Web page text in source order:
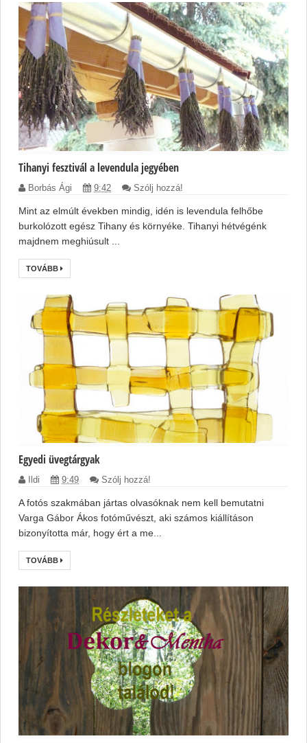
Tihanyi fesztivál a levendula jegyében
Borbás Ági 9:42 Szólj hozzá!
Mint az elmúlt években mindig, idén is levendula felhőbe
burkolózott egész Tihany és környéke. Tihanyi hétvégénk
majdnem meghiúsult ...
TOVÁBB
Egyedi üvegtárgyak
Ildi 9:49 Szólj hozzá!
A fotós szakmában jártas olvasóknak nem kell bemutatni
Varga Gábor Ákos fotóművészt, aki számos kiállításon
bizonyította már, hogy ért a me...
TOVÁBB